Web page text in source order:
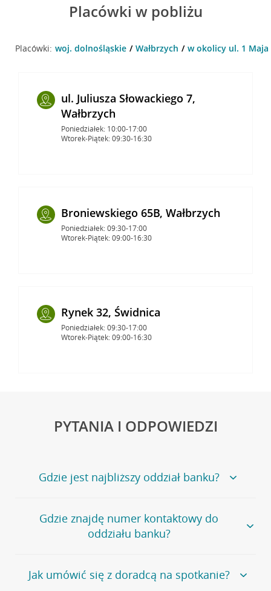
Placówki w pobliżu
Placówki: woj. dolnośląskie Wałbrzych w okolicy ul. 1 Maja
ul. Juliusza Słowackiego 7,
Wałbrzych
Poniedziałek: 10:00-17:00
Wtorek-Piątek: 09:30-16:30
Broniewskiego 65B, Wałbrzych
Poniedziałek: 09:30-17:00
Wtorek-Piątek: 09:00-16:30
Rynek 32, Świdnica
Poniedziałek: 09:30-17:00
Wtorek-Piątek: 09:00-16:30
PYTANIA I ODPOWIEDZI
Gdzie jest najbliższy oddział banku?
Jeśli szukasz oddziału naszego banku, zapraszamy na
stronęPlacówki i bankomaty, na której znajduje się
wygodna wyszukiwarka.
oddziałów
Gdzie znajdę numer kontaktowy do
oddziału banku?
Bank Credit Agricole nie udostępnia ogólnego numeru
telefonu do placówki bankowej.
Jak umówić się z doradcą na spotkanie?